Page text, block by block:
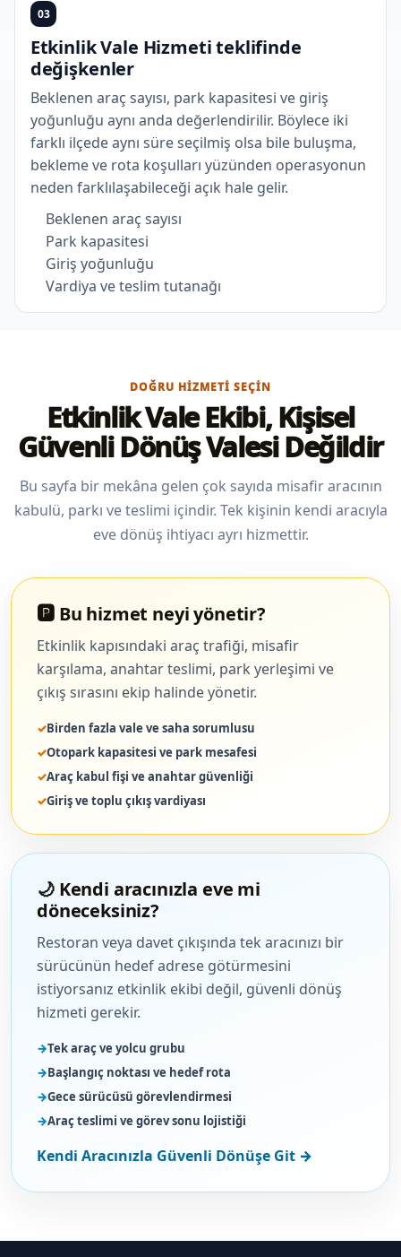
03
Etkinlik Vale Hizmeti teklifinde
değişkenler
Beklenen araç sayısı, park kapasitesi ve giriş
yoğunluğu aynı anda değerlendirilir. Böylece iki
farklı ilçede aynı süre seçilmiş olsa bile buluşma,
bekleme ve rota koşulları yüzünden operasyonun
neden farklılaşabileceği açık hale gelir.
Beklenen araç sayısı
Park kapasitesi
Giriş yoğunluğu
Vardiya ve teslim tutanağı
DOĞRU HIZMETI SEÇIN
Etkinlik Vale Ekibi, Kişisel
Güvenli Dönüş Valesi Değildir
Bu sayfa bir mekâna gelen çok sayıda misafir aracının
kabulü, parkı ve teslimi içindir. Tek kişinin kendi aracıyla
eve dönüş ihtiyacı ayrı hizmettir.
🅿️ Bu hizmet neyi yönetir?
Etkinlik kapısındaki araç trafiği, misafir
karşılama, anahtar teslimi, park yerleşimi ve
çıkış sırasını ekip halinde yönetir.
Birden fazla vale ve saha sorumlusu
Otopark kapasitesi ve park mesafesi
Araç kabul fişi ve anahtar güvenliği
Giriş ve toplu çıkış vardiyası
🌙 Kendi aracınızla eve mi
döneceksiniz?
Restoran veya davet çıkışında tek aracınızı bir
sürücünün hedef adrese götürmesini
istiyorsanız etkinlik ekibi değil, güvenli dönüş
hizmeti gerekir.
Tek araç ve yolcu grubu
Başlangıç noktası ve hedef rota
Gece sürücüsü görevlendirmesi
Araç teslimi ve görev sonu lojistiği
Kendi Aracınızla Güvenli Dönüşe Git →